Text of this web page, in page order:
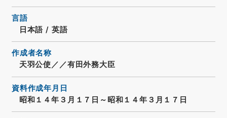
言語
日本語 / 英語
作成者名称
天羽公使／／有田外務大臣
資料作成年月日
昭和１４年３月１７日～昭和１４年３月１７日